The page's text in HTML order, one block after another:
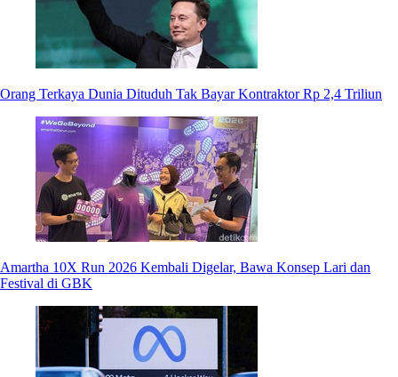
Orang Terkaya Dunia Dituduh Tak Bayar Kontraktor Rp 2,4 Triliun
Amartha 10X Run 2026 Kembali Digelar, Bawa Konsep Lari dan
Festival di GBK